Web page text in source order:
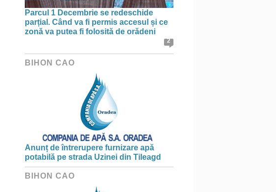
Parcul 1 Decembrie se redeschide
parțial. Când va fi permis accesul și ce
zonă va putea fi folosită de orădeni
2
BIHON CAO
Anunț de întrerupere furnizare apă
potabilă pe strada Uzinei din Tileagd
BIHON CAO